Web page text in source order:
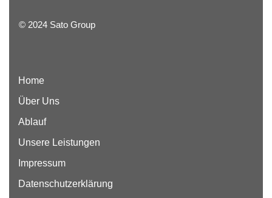
© 2024 Sato Group
Home
Über Uns
Ablauf
Unsere Leistungen
Impressum
Datenschutzerklärung